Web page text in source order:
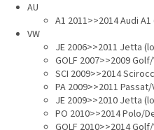
AU
A1 2011>>2014 Audi
VW
JE 2006>>2011 Jetta
GOLF 2007>>2009
SCI 2009>>2014
PA 2009>>2011
JE 2009>>2010 Jetta
PO 2010>>2014 Polo/